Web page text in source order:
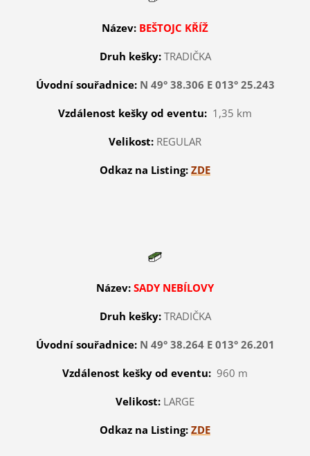
Název: BEŠTOJC KŘÍŽ
Druh kešky: TRADIČKA
Úvodní souřadnice: N 49° 38.306 E 013° 25.243
Vzdálenost kešky od eventu: 1,35 km
Velikost: REGULAR
Odkaz na Listing: ZDE
Název: SADY NEBÍLOVY
Druh kešky: TRADIČKA
Úvodní souřadnice: N 49° 38.264 E 013° 26.201
Vzdálenost kešky od eventu: 960 m
Velikost: LARGE
Odkaz na Listing: ZDE